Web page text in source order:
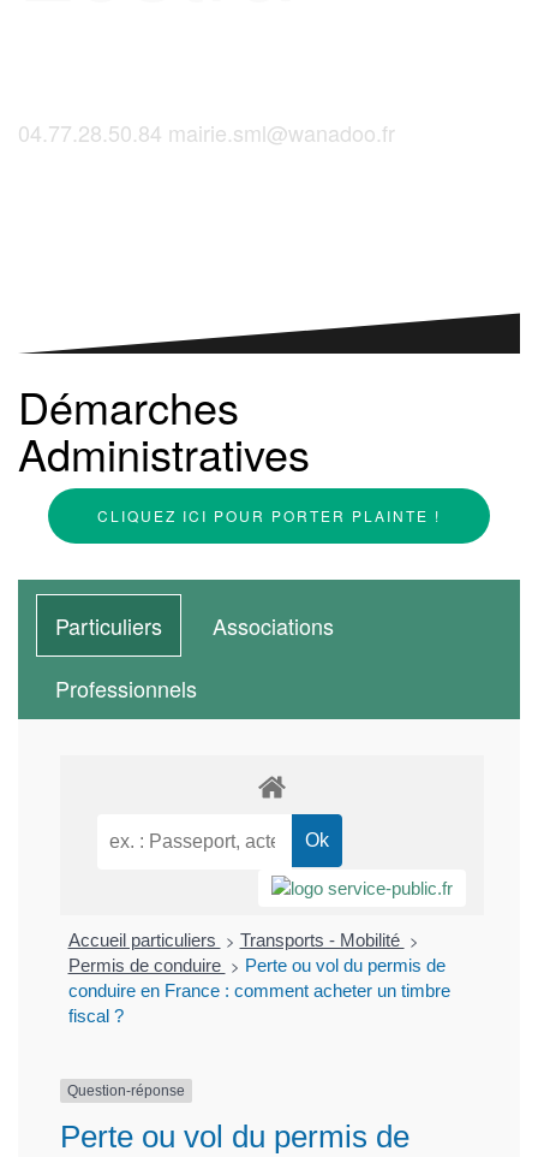
04.77.28.50.84 mairie.sml@wanadoo.fr
Démarches
Administratives
CLIQUEZ ICI POUR PORTER PLAINTE !
Particuliers
Associations
Professionnels
Accueil particuliers > Transports - Mobilité >
Permis de conduire > Perte ou vol du permis de
conduire en France : comment acheter un timbre
fiscal ?
Question-réponse
Perte ou vol du permis de